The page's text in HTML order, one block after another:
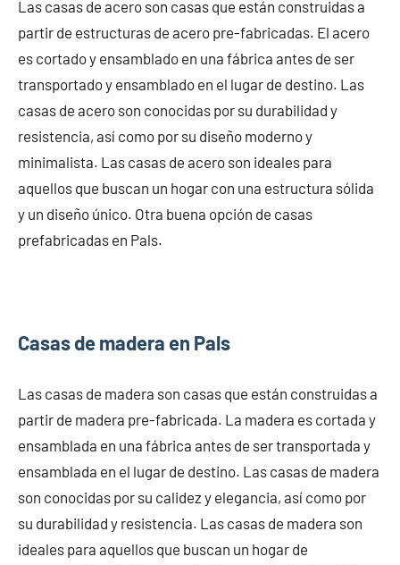
Las casas de acero son casas que están construidas a
partir de estructuras de acero pre-fabricadas. El acero
es cortado y ensamblado en una fábrica antes de ser
transportado y ensamblado en el lugar de destino. Las
casas de acero son conocidas por su durabilidad y
resistencia, así como por su diseño moderno y
minimalista. Las casas de acero son ideales para
aquellos que buscan un hogar con una estructura sólida
y un diseño único. Otra buena opción de casas
prefabricadas en Pals.
Casas de madera en Pals
Las casas de madera son casas que están construidas a
partir de madera pre-fabricada. La madera es cortada y
ensamblada en una fábrica antes de ser transportada y
ensamblada en el lugar de destino. Las casas de madera
son conocidas por su calidez y elegancia, así como por
su durabilidad y resistencia. Las casas de madera son
ideales para aquellos que buscan un hogar de